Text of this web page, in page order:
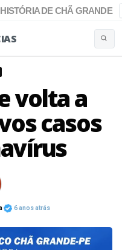
HISTÓRIA DE CHÃ GRANDE
volta a
casos
6 anos atrás